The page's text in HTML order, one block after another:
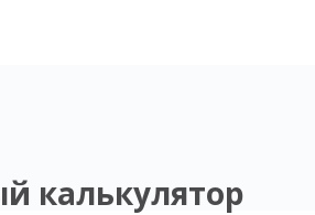
калькулятор